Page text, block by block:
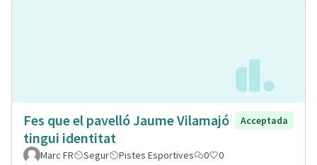
Fes que el pavelló Jaume Vilamajó
tingui identitat
Acceptada
Marc FR Segur Pistes Esportives 0 0